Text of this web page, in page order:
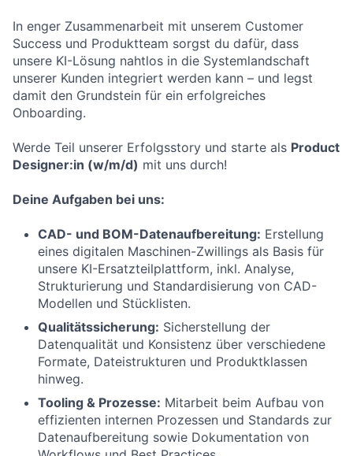
In enger Zusammenarbeit mit unserem Customer
Success und Produktteam sorgst du dafür, dass
unsere KI-Lösung nahtlos in die Systemlandschaft
unserer Kunden integriert werden kann – und legst
damit den Grundstein für ein erfolgreiches
Onboarding.
Werde Teil unserer Erfolgsstory und starte als Product
Designer:in (w/m/d) mit uns durch!
Deine Aufgaben bei uns:
CAD- und BOM-Datenaufbereitung: Erstellung
eines digitalen Maschinen-Zwillings als Basis für
unsere KI-Ersatzteilplattform, inkl. Analyse,
Strukturierung und Standardisierung von CAD-
Modellen und Stücklisten.
Qualitätssicherung: Sicherstellung der
Datenqualität und Konsistenz über verschiedene
Formate, Dateistrukturen und Produktklassen
hinweg.
Tooling & Prozesse: Mitarbeit beim Aufbau von
effizienten internen Prozessen und Standards zur
Datenaufbereitung sowie Dokumentation von